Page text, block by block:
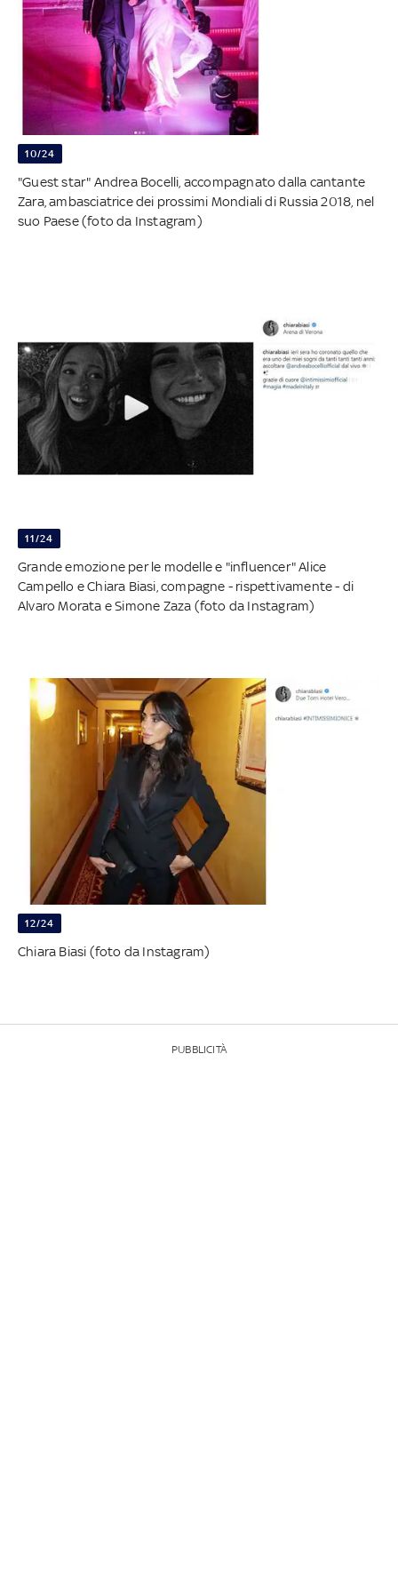
10/24
"Guest star" Andrea Bocelli, accompagnato dalla cantante
Zara, ambasciatrice dei prossimi Mondiali di Russia 2018, nel
suo Paese (foto da Instagram)
11/24
Grande emozione per le modelle e "influencer" Alice
Campello e Chiara Biasi, compagne - rispettivamente - di
Alvaro Morata e Simone Zaza (foto da Instagram)
12/24
Chiara Biasi (foto da Instagram)
PUBBLICITÀ